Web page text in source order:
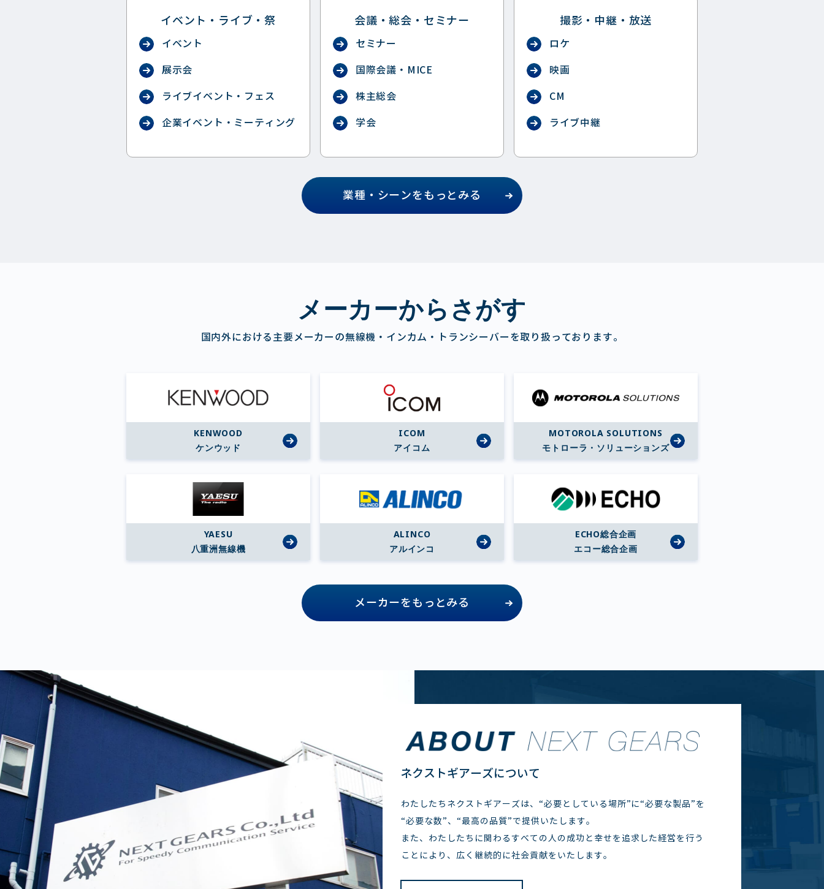
イベント・ライブ・祭
イベント
展示会
ライブイベント・フェス
企業イベント・ミーティング
会議・総会・セミナー
セミナー
国際会議・MICE
株主総会
学会
撮影・中継・放送
ロケ
映画
CM
ライブ中継
業種・シーンをもっとみる
メーカーからさがす
国内外における主要メーカーの無線機・インカム・トランシーバーを取り扱っております。
KENWOOD
ケンウッド
ICOM
アイコム
MOTOROLA SOLUTIONS
モトローラ・ソリューションズ
YAESU
八重洲無線機
ALINCO
アルインコ
ECHO総合企画
エコー総合企画
メーカーをもっとみる
ネクストギアーズについて
わたしたちネクストギアーズは、“必要としている場所”に“必要な製品”を
“必要な数”、“最高の品質”で提供いたします。
また、わたしたちに関わるすべての人の成功と幸せを追求した経営を行う
ことにより、広く継続的に社会貢献をいたします。